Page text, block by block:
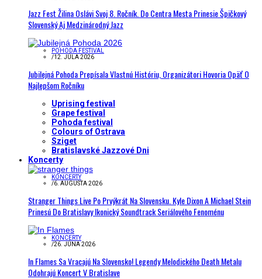
Jazz Fest Žilina Oslávi Svoj 8. Ročník. Do Centra Mesta Prinesie Špičkový
Slovenský Aj Medzinárodný Jazz
POHODA FESTIVAL
/12. JÚLA 2026
Jubilejná Pohoda Prepísala Vlastnú Históriu, Organizátori Hovoria Opäť O
Najlepšom Ročníku
Uprising festival
Grape festival
Pohoda festival
Colours of Ostrava
Sziget
Bratislavské Jazzové Dni
Koncerty
KONCERTY
/6. AUGUSTA 2026
Stranger Things Live Po Prvýkrát Na Slovensku. Kyle Dixon A Michael Stein
Prinesú Do Bratislavy Ikonický Soundtrack Seriálového Fenoménu
KONCERTY
/26. JÚNA 2026
In Flames Sa Vracajú Na Slovensko! Legendy Melodického Death Metalu
Odohrajú Koncert V Bratislave